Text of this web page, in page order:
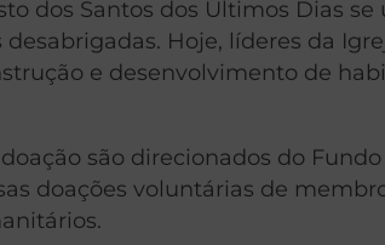
dos Santos dos Últimos Dias
Hoje, líderes da
e desenvolvimento de
são direcionados do
doações voluntárias de